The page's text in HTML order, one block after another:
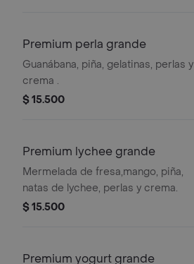
Premium perla grande
Guanábana, piña, gelatinas, perlas y
crema .
$ 15.500
Premium lychee grande
Mermelada de fresa,mango, piña,
natas de lychee, perlas y crema.
$ 15.500
Premium yogurt grande